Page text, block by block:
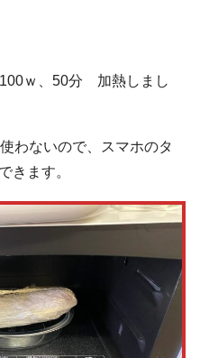
ｗ、50分 加熱しまし
わないので、スマホのタ
きます。